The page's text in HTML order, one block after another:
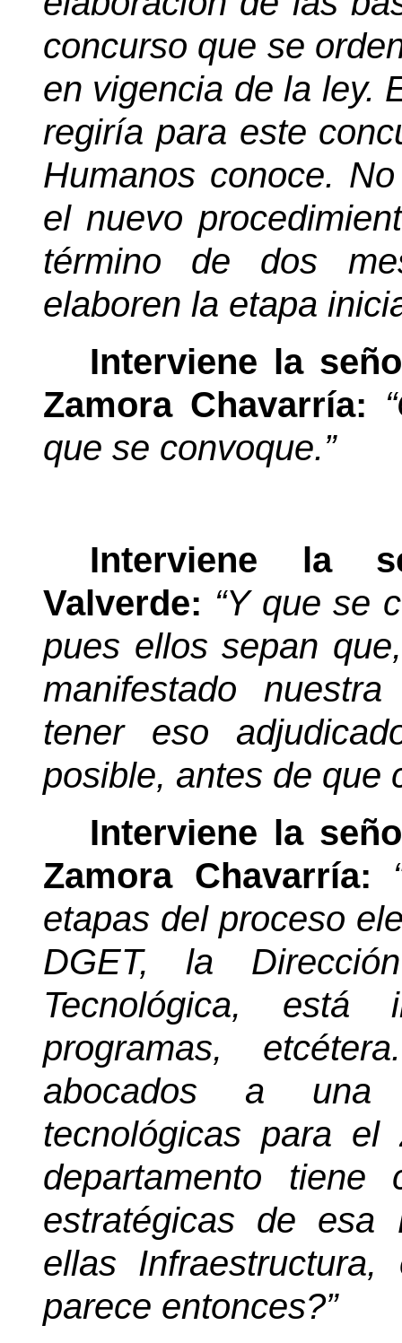
concurso que se
en vigencia de la ley.
regiría para este
Humanos conoce.
el nuevo
término de dos
elaboren la etapa
Interviene la
Zamora Chavarría:
que se convoque.”
Interviene la
Valverde: “Y que se
pues ellos sepan
manifestado
tener eso
posible, antes de que
Interviene la
Zamora Chavarría:
etapas del proceso
DGET, la
Tecnológica, está
programas,
abocados a una
tecnológicas para
departamento
estratégicas de
ellas
parece entonces?”